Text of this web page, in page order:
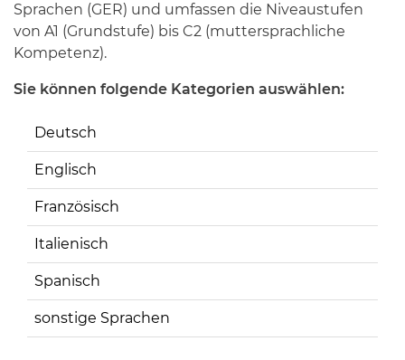
Sprachen (GER) und umfassen die Niveaustufen
von A1 (Grundstufe) bis C2 (muttersprachliche
Kompetenz).
Sie können folgende Kategorien auswählen:
Deutsch
Englisch
Französisch
Italienisch
Spanisch
sonstige Sprachen